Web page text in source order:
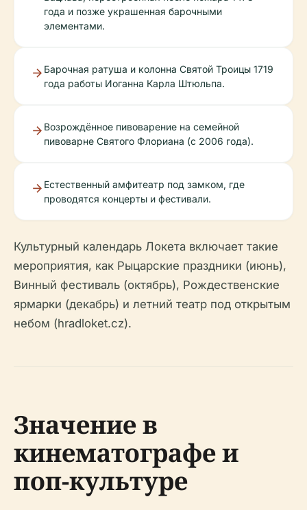
года и позже украшенная барочными
элементами.
Барочная ратуша и колонна Святой Троицы 1719
года работы Иоганна Карла Штюльпа.
Возрождённое пивоварение на семейной
пивоварне Святого Флориана (с 2006 года).
Естественный амфитеатр под замком, где
проводятся концерты и фестивали.
Культурный календарь Локета включает такие
мероприятия, как Рыцарские праздники (июнь),
Винный фестиваль (октябрь), Рождественские
ярмарки (декабрь) и летний театр под открытым
небом (hradloket.cz).
Значение в
кинематографе и
поп-культуре